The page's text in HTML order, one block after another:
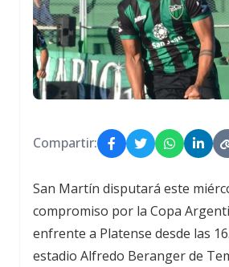
Compartir:
San Martín disputará este
compromiso por la Copa
enfrente a Platense desde las
estadio Alfredo Beranger de